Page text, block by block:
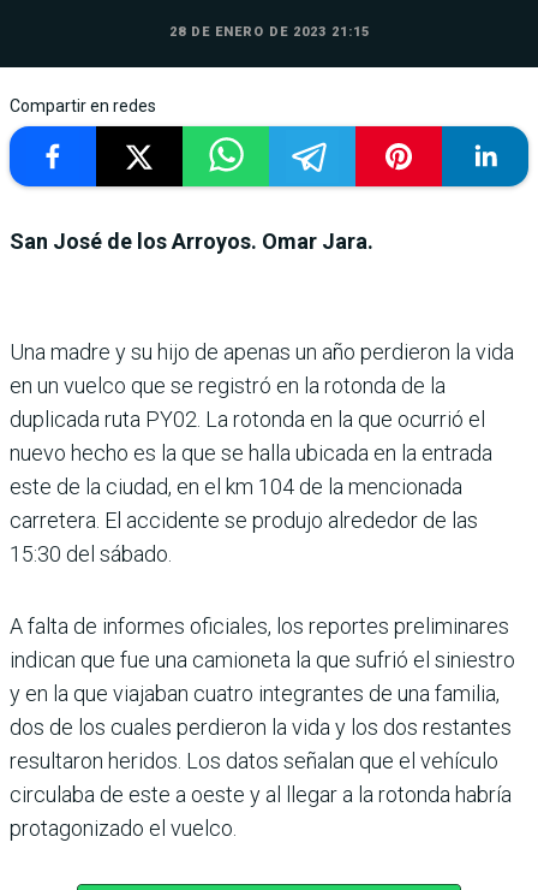
28 DE ENERO DE 2023 21:15
Compartir en redes
San José de los Arroyos. Omar Jara.
Una madre y su hijo de apenas un año perdieron la vida
en un vuelco que se registró en la rotonda de la
duplicada ruta PY02. La rotonda en la que ocurrió el
nuevo hecho es la que se halla ubicada en la entrada
este de la ciudad, en el km 104 de la mencionada
carretera. El accidente se produjo alrededor de las
15:30 del sábado.
A falta de informes oficiales, los reportes preliminares
indican que fue una camioneta la que sufrió el siniestro
y en la que viajaban cuatro integrantes de una familia,
dos de los cuales perdieron la vida y los dos restantes
resultaron heridos. Los datos señalan que el vehículo
circulaba de este a oeste y al llegar a la rotonda habría
protagonizado el vuelco.